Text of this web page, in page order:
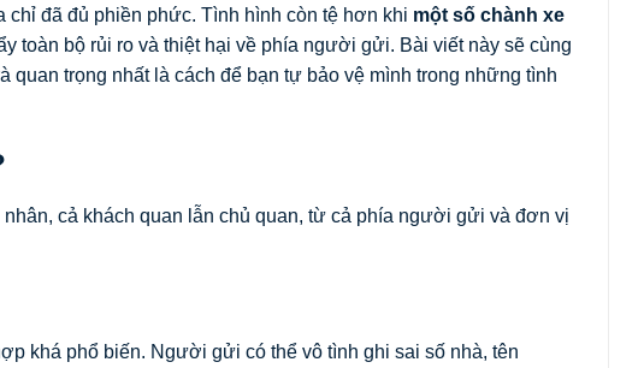
đã đủ phiền phức. Tình hình còn tệ hơn khi một số chành xe
toàn bộ rủi ro và thiệt hại về phía người gửi. Bài viết này sẽ cùng
quan trọng nhất là cách để bạn tự bảo vệ mình trong những tình
cả khách quan lẫn chủ quan, từ cả phía người gửi và đơn vị
khá phổ biến. Người gửi có thể vô tình ghi sai số nhà, tên